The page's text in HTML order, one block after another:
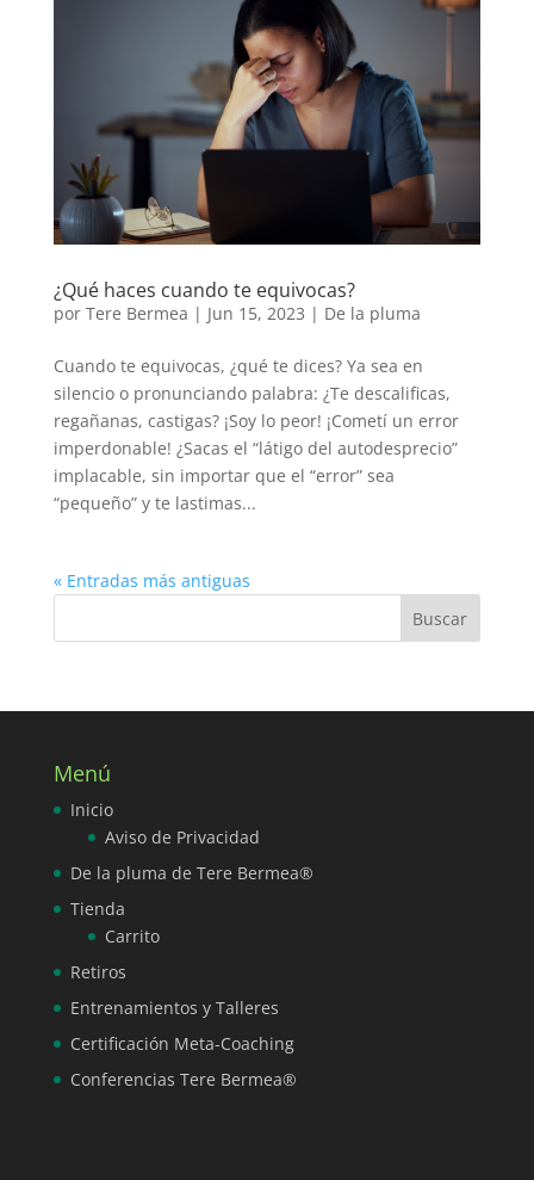
¿Qué haces cuando te equivocas?
por Tere Bermea | Jun 15, 2023 | De la pluma
Cuando te equivocas, ¿qué te dices? Ya sea en
silencio o pronunciando palabra: ¿Te descalificas,
regañanas, castigas? ¡Soy lo peor! ¡Cometí un error
imperdonable! ¿Sacas el “látigo del autodesprecio”
implacable, sin importar que el “error” sea
“pequeño” y te lastimas...
« Entradas más antiguas
Menú
Inicio
Aviso de Privacidad
De la pluma de Tere Bermea®
Tienda
Carrito
Retiros
Entrenamientos y Talleres
Certificación Meta-Coaching
Conferencias Tere Bermea®